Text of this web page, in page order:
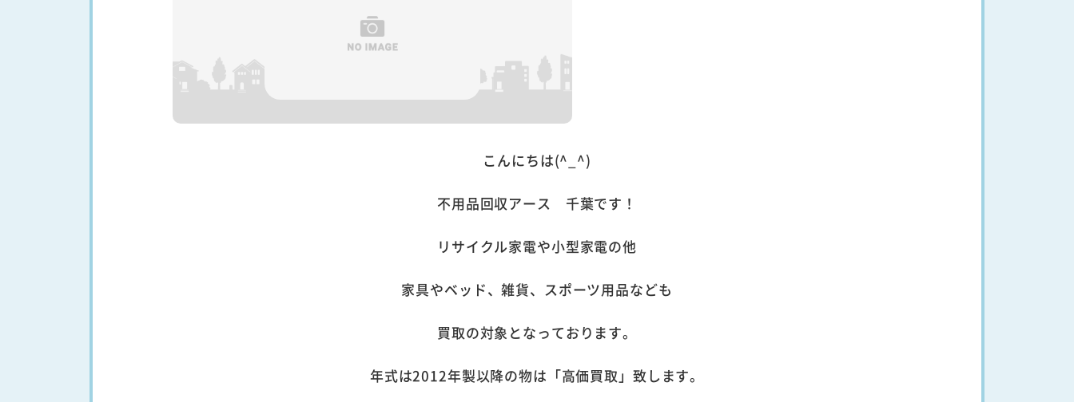
こんにちは(^_^)
不用品回収アース 千葉です！
リサイクル家電や小型家電の他
家具やベッド、雑貨、スポーツ用品なども
買取の対象となっております。
年式は2012年製以降の物は「高価買取」致します。